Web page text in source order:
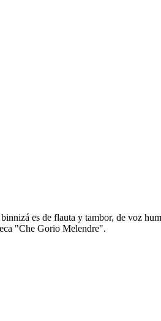
es de flauta y tambor, de voz
"Che Gorio Melendre".